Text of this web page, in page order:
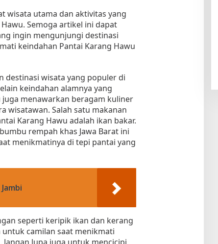
wisata utama dan aktivitas yang
Semoga artikel ini dapat
ingin mengunjungi destinasi
keindahan Pantai Karang Hawu
destinasi wisata yang populer di
keindahan alamnya yang
menawarkan beragam kuliner
wisatawan. Salah satu makanan
Karang Hawu adalah ikan bakar.
rempah khas Jawa Barat ini
menikmatinya di tepi pantai yang
seperti keripik ikan dan kerang
camilan saat menikmati